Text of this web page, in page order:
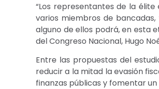
“Los representantes de la
varios miembros de
alguno de ellos podrá, en esta
del Congreso Nacional, Hugo
Entre las propuestas del
reducir a la mitad la evasión
finanzas públicas y fomentar